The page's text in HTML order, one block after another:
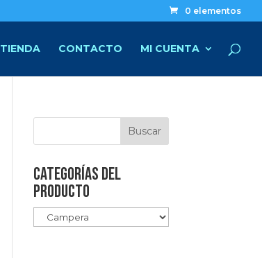
0 elementos
TIENDA CONTACTO MI CUENTA
Categorías del
producto